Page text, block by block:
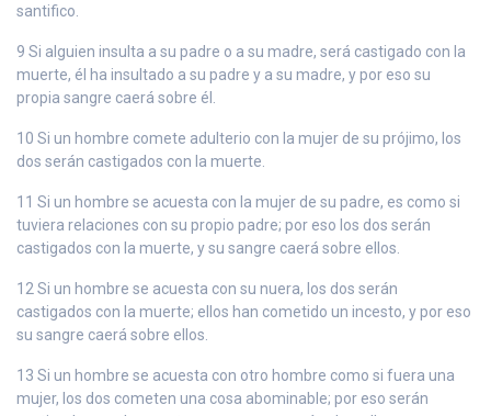
santifico.
9 Si alguien insulta a su padre o a su madre, será castigado con la
muerte, él ha insultado a su padre y a su madre, y por eso su
propia sangre caerá sobre él.
10 Si un hombre comete adulterio con la mujer de su prójimo, los
dos serán castigados con la muerte.
11 Si un hombre se acuesta con la mujer de su padre, es como si
tuviera relaciones con su propio padre; por eso los dos serán
castigados con la muerte, y su sangre caerá sobre ellos.
12 Si un hombre se acuesta con su nuera, los dos serán
castigados con la muerte; ellos han cometido un incesto, y por eso
su sangre caerá sobre ellos.
13 Si un hombre se acuesta con otro hombre como si fuera una
mujer, los dos cometen una cosa abominable; por eso serán